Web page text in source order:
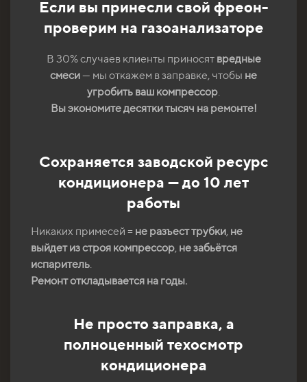
Если вы принесли свой фреон-
проверим на газоанализаторе
В 30% случаев клиенты приносят вредные
смеси— мы откажем в заправке, чтобы не
угробить ваш компрессор.
Вы экономите десятки тысяч на ремонте!
Сохраняется заводской ресурс
кондиционера — до 10 лет
работы
Никаких примесей = не разъест трубки, не
выйдет из строя компрессор, не забьётся
испаритель.
Ремонт откладывается на годы.
Не просто заправка, а
полноценный техосмотр
кондиционера